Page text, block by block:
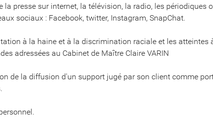
presse sur internet, la télévision, la radio, les périodiques
sociaux : Facebook, twitter, Instagram, SnapChat.
à la haine et à la discrimination raciale et les atteintes
adressées au Cabinet de Maître Claire VARIN
de la diffusion d'un support jugé par son client comme